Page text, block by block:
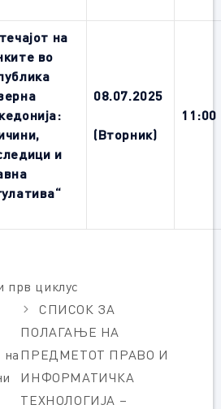
на
во
и
08.07.2025
(Вторник)
11:00
прв циклус
на
СПИСОК ЗА
ПОЛАГАЊЕ НА
ПРЕДМЕТОТ ПРАВО И
ИНФОРМАТИЧКА
ТЕХНОЛОГИЈА –